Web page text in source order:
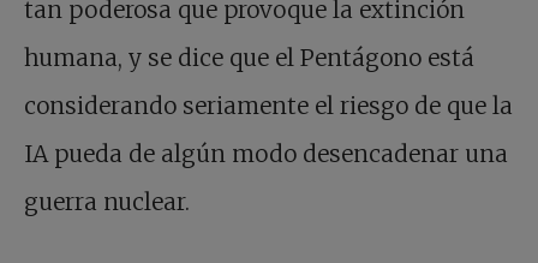
tan poderosa que provoque la extinción
humana, y se dice que el Pentágono está
considerando seriamente el riesgo de que la
IA pueda de algún modo desencadenar una
guerra nuclear.